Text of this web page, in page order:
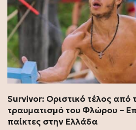
Survivor: Οριστικό τέλος από
τραυματισμό του Φλώρου –
παίκτες στην Ελλάδα